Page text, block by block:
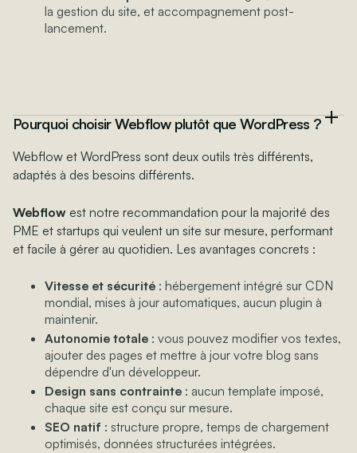
la gestion du site, et accompagnement post-
lancement.
Pourquoi choisir Webflow plutôt que WordPress ?
Webflow et WordPress sont deux outils très différents,
adaptés à des besoins différents.
Webflow est notre recommandation pour la majorité des
PME et startups qui veulent un site sur mesure, performant
et facile à gérer au quotidien. Les avantages concrets :
Vitesse et sécurité : hébergement intégré sur CDN
mondial, mises à jour automatiques, aucun plugin à
maintenir.
Autonomie totale : vous pouvez modifier vos textes,
ajouter des pages et mettre à jour votre blog sans
dépendre d'un développeur.
Design sans contrainte : aucun template imposé,
chaque site est conçu sur mesure.
SEO natif : structure propre, temps de chargement
optimisés, données structurées intégrées.